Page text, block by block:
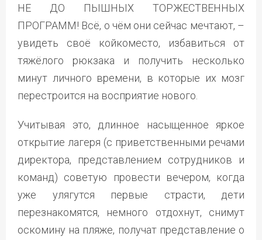
НЕ ДО ПЫШНЫХ ТОРЖЕСТВЕННЫХ
ПРОГРАММ! Всё, о чём они сейчас мечтают, –
увидеть своё койкоместо, избавиться от
тяжёлого рюкзака и получить несколько
минут личного времени, в которые их мозг
перестроится на восприятие нового.
Учитывая это, длинное насыщенное яркое
открытие лагеря (с приветственными речами
директора, представлением сотрудников и
команд) советую провести вечером, когда
уже улягутся первые страсти, дети
перезнакомятся, немного отдохнут, снимут
оскомину на пляже, получат представление о